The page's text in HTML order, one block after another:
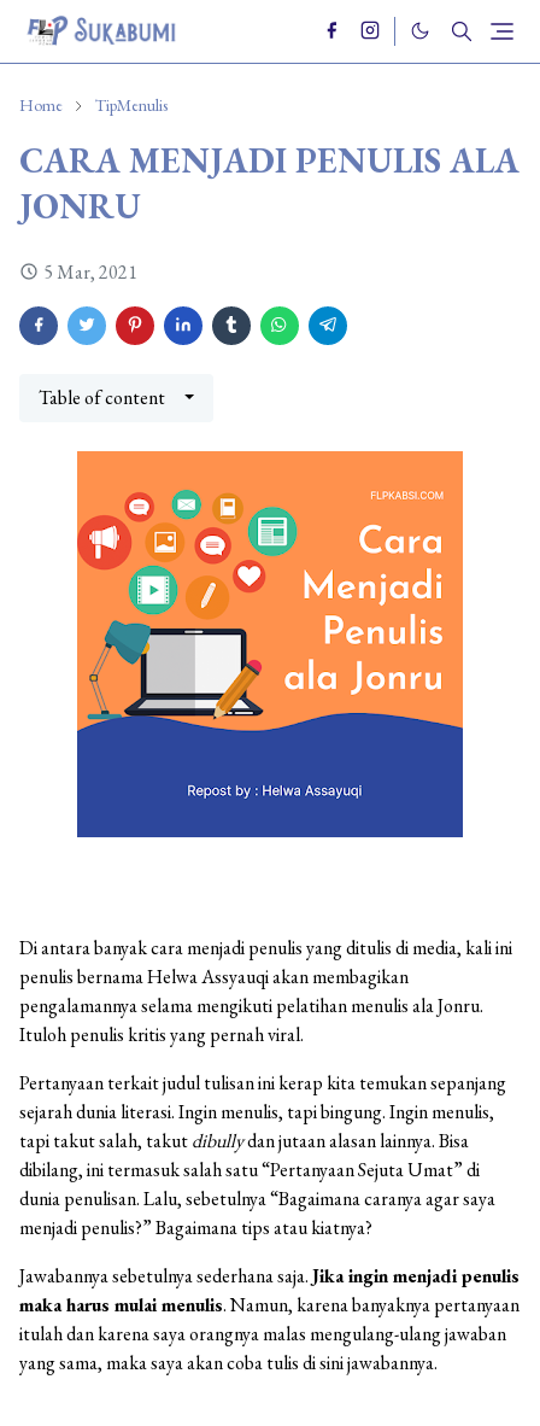
Home TipMenulis
CARA MENJADI PENULIS ALA
JONRU
5 Mar, 2021
Table of content
Di antara banyak cara menjadi penulis yang ditulis di media, kali ini
penulis bernama Helwa Assyauqi akan membagikan
pengalamannya selama mengikuti pelatihan menulis ala Jonru.
Ituloh penulis kritis yang pernah viral.
Pertanyaan terkait judul tulisan ini kerap kita temukan sepanjang
sejarah dunia literasi. Ingin menulis, tapi bingung. Ingin menulis,
tapi takut salah, takutdibullydan jutaan alasan lainnya. Bisa
dibilang, ini termasuk salah satu “Pertanyaan Sejuta Umat” di
dunia penulisan. Lalu, sebetulnya “Bagaimana caranya agar saya
menjadi penulis?” Bagaimana tips atau kiatnya?
Jawabannya sebetulnya sederhana saja.Jika ingin menjadi penulis
maka harus mulai menulis. Namun, karena banyaknya pertanyaan
itulah dan karena saya orangnya malas mengulang-ulang jawaban
yang sama, maka saya akan coba tulis di sini jawabannya.